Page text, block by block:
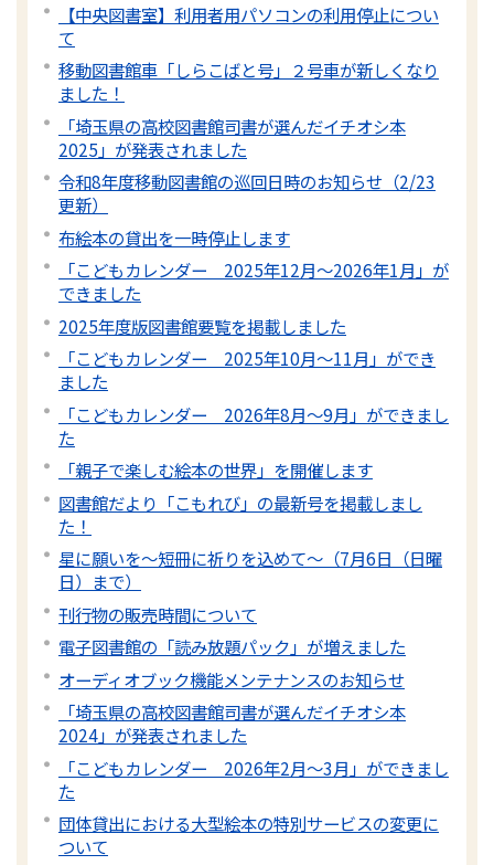
【中央図書室】利用者用パソコンの利用停止につい
て
移動図書館車「しらこばと号」２号車が新しくなり
ました！
「埼玉県の高校図書館司書が選んだイチオシ本
2025」が発表されました
令和8年度移動図書館の巡回日時のお知らせ（2/23
更新）
布絵本の貸出を一時停止します
「こどもカレンダー 2025年12月～2026年1月」が
できました
2025年度版図書館要覧を掲載しました
「こどもカレンダー 2025年10月～11月」ができ
ました
「こどもカレンダー 2026年8月～9月」ができまし
た
「親子で楽しむ絵本の世界」を開催します
図書館だより「こもれび」の最新号を掲載しまし
た！
星に願いを～短冊に祈りを込めて～（7月6日（日曜
日）まで）
刊行物の販売時間について
電子図書館の「読み放題パック」が増えました
オーディオブック機能メンテナンスのお知らせ
「埼玉県の高校図書館司書が選んだイチオシ本
2024」が発表されました
「こどもカレンダー 2026年2月～3月」ができまし
た
団体貸出における大型絵本の特別サービスの変更に
ついて